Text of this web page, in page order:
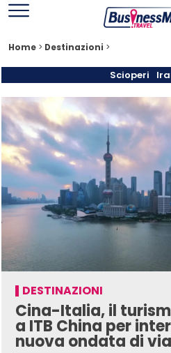
Home > Destinazioni >
Scioperi
DESTINAZIONI
Cina-Italia, il
a ITB China per
nuova ondata di